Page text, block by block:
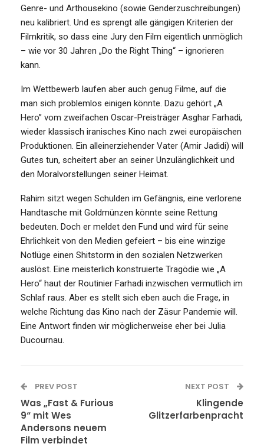
Genre- und Arthousekino (sowie Genderzuschreibungen)
neu kalibriert. Und es sprengt alle gängigen Kriterien der
Filmkritik, so dass eine Jury den Film eigentlich unmöglich
– wie vor 30 Jahren „Do the Right Thing“ – ignorieren
kann.
Im Wettbewerb laufen aber auch genug Filme, auf die
man sich problemlos einigen könnte. Dazu gehört „A
Hero” vom zweifachen Oscar-Preisträger Asghar Farhadi,
wieder klassisch iranisches Kino nach zwei europäischen
Produktionen. Ein alleinerziehender Vater (Amir Jadidi) will
Gutes tun, scheitert aber an seiner Unzulänglichkeit und
den Moralvorstellungen seiner Heimat.
Rahim sitzt wegen Schulden im Gefängnis, eine verlorene
Handtasche mit Goldmünzen könnte seine Rettung
bedeuten. Doch er meldet den Fund und wird für seine
Ehrlichkeit von den Medien gefeiert – bis eine winzige
Notlüge einen Shitstorm in den sozialen Netzwerken
auslöst. Eine meisterlich konstruierte Tragödie wie „A
Hero“ haut der Routinier Farhadi inzwischen vermutlich im
Schlaf raus. Aber es stellt sich eben auch die Frage, in
welche Richtung das Kino nach der Zäsur Pandemie will.
Eine Antwort finden wir möglicherweise eher bei Julia
Ducournau.
PREV POST
Was „Fast & Furious
9“ mit Wes
Andersons neuem
Film verbindet
NEXT POST
Klingende
Glitzerfarbenpracht